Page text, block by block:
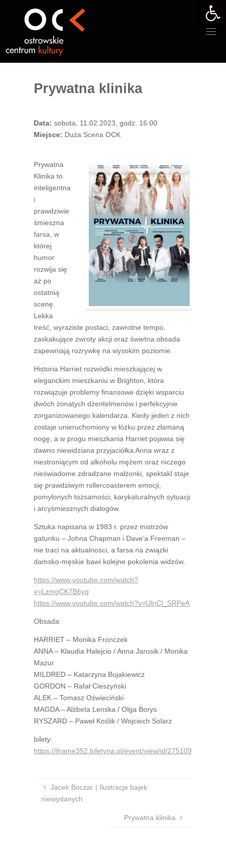
Prywatna klinika
Data: sobota, 11.02.2023, godz. 16:00
Miejsce: Duża Scena OCK
Prywatna
Klinika to
inteligentna
i
prawdziwie
śmieszna
farsa, w
której
humor
rozwija się
aż po
ostatnią
scenę.
Lekka
treść, wyraziste postaci, zawrotne tempo,
zaskakujące zwroty akcji oraz świetna obsada
zapewniają rozrywkę na wysokim poziomie.
Historia Harriet rozwódki mieszkającej w
eleganckim mieszkaniu w Brighton, która
rozwiązuje problemy finansowe dzięki wsparciu
dwóch żonatych dżentelmenów i perfekcyjnie
zorganizowanego kalendarza. Kiedy jeden z nich
zostaje unieruchomiony w łóżku przez złamaną
nogę, a w progu mieszkania Harriet pojawia się
dawno niewidziana przyjaciółka Anna wraz z
niestroniącym od alkoholu mężem oraz niczego
nieświadome zdradzane małżonki, spektakl staje
się prawdziwym rollercoasterem emocji,
pomylonych tożsamości, karykaturalnych sytuacji
i arcyśmiesznych dialogów.
Sztuka napisana w 1983 r. przez mistrzów
gatunku – Johna Chapman i Dave’a Freeman –
nie traci na aktualności, a farsa na związki
damsko-męskie bawi kolejne pokolenia widzów.
https://www.youtube.com/watch?
v=LzmgCK7B6yg
https://www.youtube.com/watch?v=UlnCl_SRPeA
Obsada:
HARRIET – Monika Fronczek
ANNA – Klaudia Halejcio / Anna Jarosik / Monika
Mazur
MILDRED – Katarzyna Bujakiewicz
GORDON – Rafał Cieszyński
ALEK – Tomasz Oświeciński
MAGDA – Alżbeta Lenska / Olga Borys
RYSZARD – Paweł Koślik / Wojciech Solarz
bilety:
https://iframe352.biletyna.pl/event/view/id/275109
Jacek Boczar | Ilustracje bajek
niewydanych
Prywatna klinika